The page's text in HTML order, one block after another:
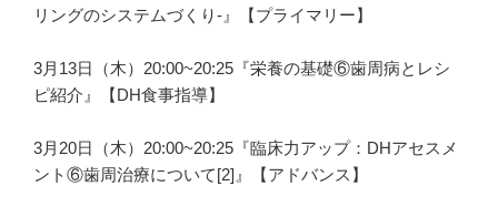
リングのシステムづくり-』【プライマリー】
3月13日（木）20:00~20:25『栄養の基礎⑥歯周病とレシ
ピ紹介』【DH食事指導】
3月20日（木）20:00~20:25『臨床力アップ：DHアセスメ
ント⑥歯周治療について[2]』【アドバンス】